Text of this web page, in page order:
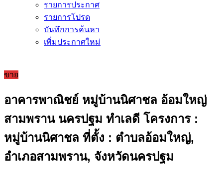
รายการประกาศ
รายการโปรด
บันทึกการค้นหา
เพิ่มประกาศใหม่
ขาย
อาคารพาณิชย์ หมู่บ้านนิศาชล อ้อมใหญ่
สามพราน นครปฐม ทำเลดี โครงการ :
หมู่บ้านนิศาชล ที่ตั้ง : ตำบลอ้อมใหญ่,
อำเภอสามพราน, จังหวัดนครปฐม